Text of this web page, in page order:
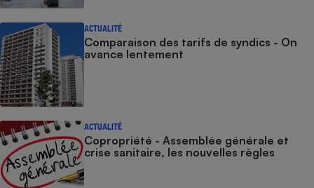
ACTUALITÉ
Comparaison des tarifs de syndics - On
avance lentement
ACTUALITÉ
Copropriété - Assemblée générale et
crise sanitaire, les nouvelles règles
Robot ménager